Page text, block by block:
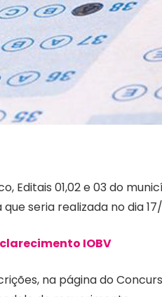
Editais 01,02 e 03 do
seria realizada no dia
IOBV
na página do